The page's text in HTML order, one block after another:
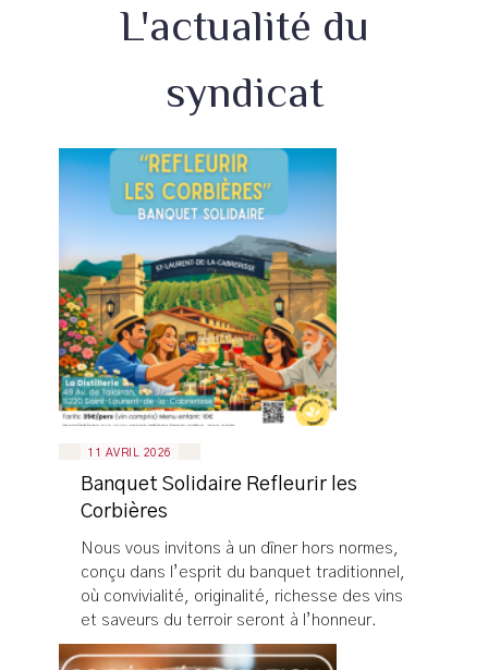
L'actualité du
syndicat
11 AVRIL 2026
Banquet Solidaire Refleurir les
Corbières
Nous vous invitons à un dîner hors normes,
conçu dans l’esprit du banquet traditionnel,
où convivialité, originalité, richesse des vins
et saveurs du terroir seront à l’honneur.